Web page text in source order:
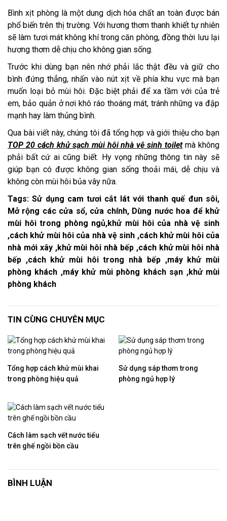
Bình xịt phòng là một dung dịch hóa chất an toàn được bán
phổ biến trên thị trường. Với hương thơm thanh khiết tự nhiên
sẽ làm tươi mát không khí trong căn phòng, đồng thời lưu lại
hương thơm dễ chịu cho không gian sống.
Trước khi dùng bạn nên nhớ phải lắc thật đều và giữ cho
bình đứng thẳng, nhấn vào nút xịt về phía khu vực mà bạn
muốn loại bỏ mùi hôi. Đặc biệt phải để xa tầm với của trẻ
em, bảo quản ở nơi khô ráo thoáng mát, tránh những va đập
mạnh hay làm thủng bình.
Qua bài viết này, chúng tôi đã tổng hợp và giới thiệu cho bạn
TOP 20 cách khử sạch mùi hôi nhà vệ sinh toiletmà không
phải bất cứ ai cũng biết. Hy vọng những thông tin này sẽ
giúp bạn có được không gian sống thoải mái, dễ chịu và
không còn mùi hôi bủa vây nữa.
Tags: Sử dụng cam tươi cắt lát với thanh quế đun sôi,
Mở rộng các cửa sổ, cửa chính, Dùng nước hoa để khử
mùi hôi trong phòng ngủ,khử mùi hôi của nhà vệ sinh
,cách khử mùi hôi của nhà vệ sinh ,cách khử mùi hôi của
nhà mới xây ,khử mùi hôi nhà bếp ,cách khử mùi hôi nhà
bếp ,cách khử mùi hôi trong nhà bếp ,máy khử mùi
phòng khách ,máy khử mùi phòng khách sạn ,khử mùi
phòng khách
TIN CÙNG CHUYÊN MỤC
Tổng hợp cách khử mùi khai
trong phòng hiệu quả
Sử dụng sáp thơm trong
phòng ngủ hợp lý
Cách làm sạch vết nước tiểu
trên ghế ngồi bồn cầu
BÌNH LUẬN